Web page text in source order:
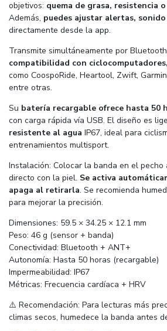
objetivos: quema de grasa, resistencia
Además, puedes ajustar alertas, sonido
directamente desde la app.
Transmite simultáneamente por
compatibilidad con
como CoospoRide, Heartool, Zwift,
entre otras.
Su batería recargable ofrece hasta 50
con carga rápida vía USB. El diseño es
resistente al agua IP67, ideal para
entrenamientos multisport.
Instalación: Colocar la banda en el
directo con la piel. Se activa
apaga al retirarla. Se recomienda
para mejorar la precisión.
Dimensiones: 59.5 × 34.25 × 12.1 mm
Peso: 46 g (sensor + banda)
Conectividad: Bluetooth + ANT+
Autonomía: Hasta 50 horas (recargable)
Impermeabilidad: IP67
Métricas: Frecuencia cardíaca + HRV
⚠️ Recomendación: Para lecturas más
climas secos, humedece la banda antes